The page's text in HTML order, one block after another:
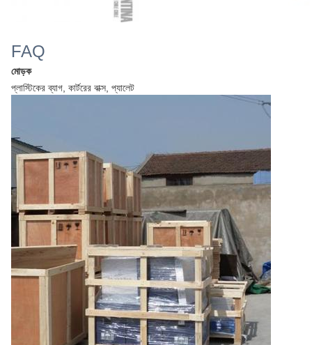
FAQ
মোড়ক
প্লাস্টিকের ব্যাগ, কার্টরের বাক্স, প্যালেট